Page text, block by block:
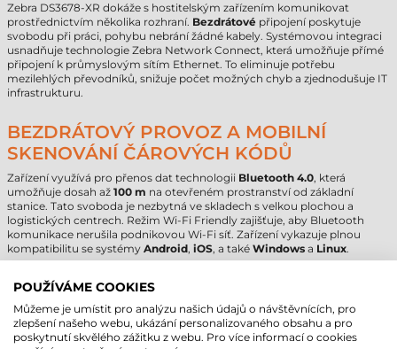
Zebra DS3678-XR dokáže s hostitelským zařízením komunikovat
prostřednictvím několika rozhraní. Bezdrátové připojení poskytuje
svobodu při práci, pohybu nebrání žádné kabely. Systémovou integraci
usnadňuje technologie Zebra Network Connect, která umožňuje přímé
připojení k průmyslovým sítím Ethernet. To eliminuje potřebu
mezilehlých převodníků, snižuje počet možných chyb a zjednodušuje IT
infrastrukturu.
BEZDRÁTOVÝ PROVOZ A MOBILNÍ
SKENOVÁNÍ ČÁROVÝCH KÓDŮ
Zařízení využívá pro přenos dat technologii Bluetooth 4.0, která
umožňuje dosah až 100 m na otevřeném prostranství od základní
stanice. Tato svoboda je nezbytná ve skladech s velkou plochou a
logistických centrech. Režim Wi-Fi Friendly zajišťuje, aby Bluetooth
komunikace nerušila podnikovou Wi-Fi síť. Zařízení vykazuje plnou
kompatibilitu se systémy Android, iOS, a také Windows a Linux.
funkcemi, které umožňují sledovat stav baterie a její nabíjecí cykly.
ztrátě zařízení: pokud se skener dostane mimo dosah, základní stanice i
zařízení vydají signál. Na baterii poskytuje výrobce záruku3 měsíce
představuje stabilní zázemí i při průmyslovém zatížení.
POUŽÍVÁME COOKIES
Můžeme je umístit pro analýzu našich údajů o návštěvnících, pro
zlepšení našeho webu, ukázání personalizovaného obsahu a pro
poskytnutí skvělého zážitku z webu. Pro více informací o cookies